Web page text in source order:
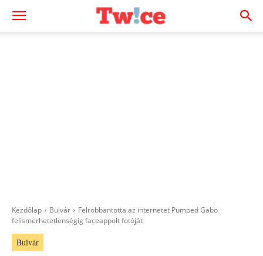
Kezdőlap Bulvár
Felrobbantotta az internetet Pumped Gabo
felismerhetetlenségig faceappolt fotóját
Bulvár